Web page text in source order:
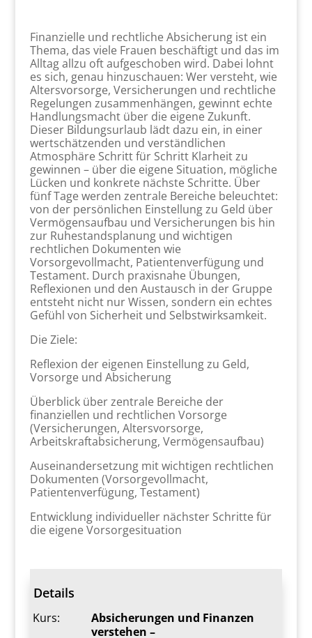
Finanzielle und rechtliche Absicherung ist ein
Thema, das viele Frauen beschäftigt und das im
Alltag allzu oft aufgeschoben wird. Dabei lohnt
es sich, genau hinzuschauen: Wer versteht, wie
Altersvorsorge, Versicherungen und rechtliche
Regelungen zusammenhängen, gewinnt echte
Handlungsmacht über die eigene Zukunft.
Dieser Bildungsurlaub lädt dazu ein, in einer
wertschätzenden und verständlichen
Atmosphäre Schritt für Schritt Klarheit zu
gewinnen – über die eigene Situation, mögliche
Lücken und konkrete nächste Schritte. Über
fünf Tage werden zentrale Bereiche beleuchtet:
von der persönlichen Einstellung zu Geld über
Vermögensaufbau und Versicherungen bis hin
zur Ruhestandsplanung und wichtigen
rechtlichen Dokumenten wie
Vorsorgevollmacht, Patientenverfügung und
Testament. Durch praxisnahe Übungen,
Reflexionen und den Austausch in der Gruppe
entsteht nicht nur Wissen, sondern ein echtes
Gefühl von Sicherheit und Selbstwirksamkeit.
Die Ziele:
Reflexion der eigenen Einstellung zu Geld,
Vorsorge und Absicherung
Überblick über zentrale Bereiche der
finanziellen und rechtlichen Vorsorge
(Versicherungen, Altersvorsorge,
Arbeitskraftabsicherung, Vermögensaufbau)
Auseinandersetzung mit wichtigen rechtlichen
Dokumenten (Vorsorgevollmacht,
Patientenverfügung, Testament)
Entwicklung individueller nächster Schritte für
die eigene Vorsorgesituation
Details
Kurs:
Absicherungen und Finanzen
verstehen –